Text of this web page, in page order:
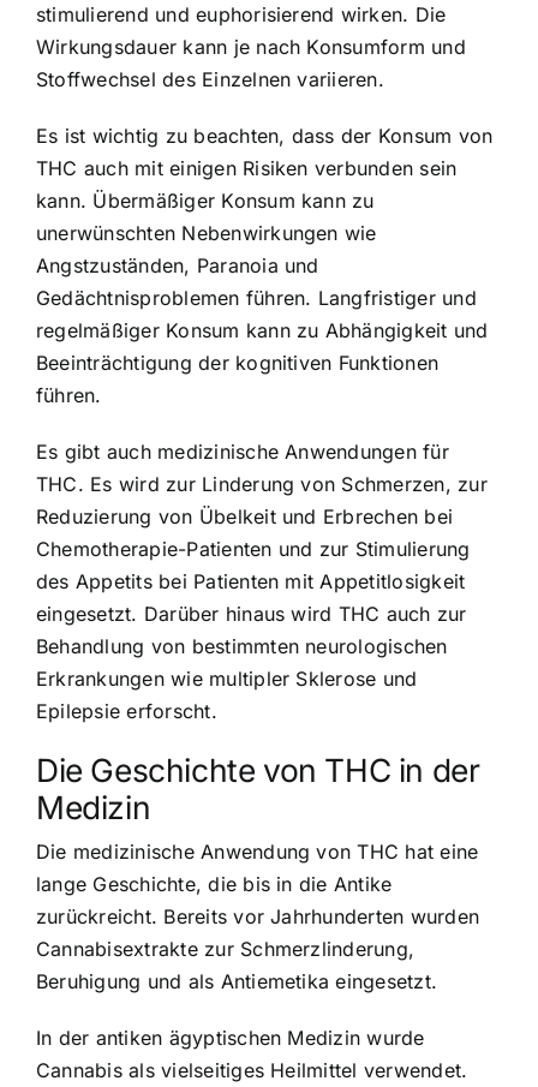
stimulierend und euphorisierend wirken. Die
Wirkungsdauer kann je nach Konsumform und
Stoffwechsel des Einzelnen variieren.
Es ist wichtig zu beachten, dass der Konsum von
THC auch mit einigen Risiken verbunden sein
kann. Übermäßiger Konsum kann zu
unerwünschten Nebenwirkungen wie
Angstzuständen, Paranoia und
Gedächtnisproblemen führen. Langfristiger und
regelmäßiger Konsum kann zu Abhängigkeit und
Beeinträchtigung der kognitiven Funktionen
führen.
Es gibt auch medizinische Anwendungen für
THC. Es wird zur Linderung von Schmerzen, zur
Reduzierung von Übelkeit und Erbrechen bei
Chemotherapie-Patienten und zur Stimulierung
des Appetits bei Patienten mit Appetitlosigkeit
eingesetzt. Darüber hinaus wird THC auch zur
Behandlung von bestimmten neurologischen
Erkrankungen wie multipler Sklerose und
Epilepsie erforscht.
Die Geschichte von THC in der
Medizin
Die medizinische Anwendung von THC hat eine
lange Geschichte, die bis in die Antike
zurückreicht. Bereits vor Jahrhunderten wurden
Cannabisextrakte zur Schmerzlinderung,
Beruhigung und als Antiemetika eingesetzt.
In der antiken ägyptischen Medizin wurde
Cannabis als vielseitiges Heilmittel verwendet.